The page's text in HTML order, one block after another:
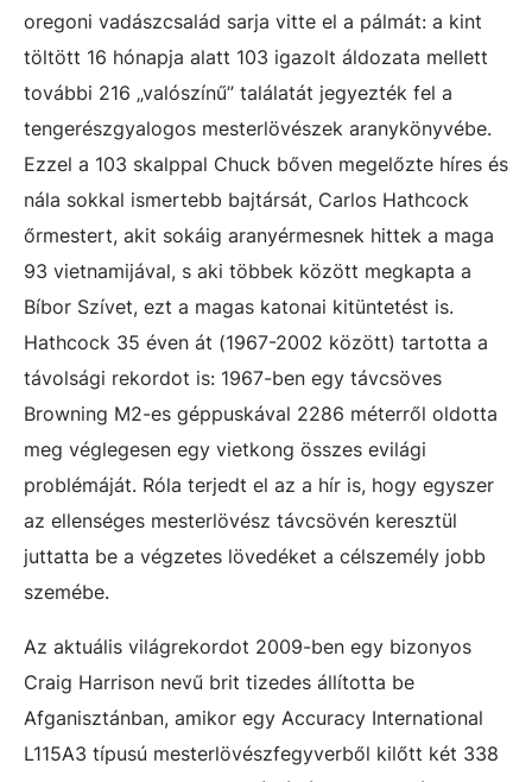
oregoni vadászcsalád sarja vitte el a pálmát: a kint
töltött 16 hónapja alatt 103 igazolt áldozata mellett
további 216 „valószínű” találatát jegyezték fel a
tengerészgyalogos mesterlövészek aranykönyvébe.
Ezzel a 103 skalppal Chuck bőven megelőzte híres és
nála sokkal ismertebb bajtársát, Carlos Hathcock
őrmestert, akit sokáig aranyérmesnek hittek a maga
93 vietnamijával, s aki többek között megkapta a
Bíbor Szívet, ezt a magas katonai kitüntetést is.
Hathcock 35 éven át (1967-2002 között) tartotta a
távolsági rekordot is: 1967-ben egy távcsöves
Browning M2-es géppuskával 2286 méterről oldotta
meg véglegesen egy vietkong összes evilági
problémáját. Róla terjedt el az a hír is, hogy egyszer
az ellenséges mesterlövész távcsövén keresztül
juttatta be a végzetes lövedéket a célszemély jobb
szemébe.
Az aktuális világrekordot 2009-ben egy bizonyos
Craig Harrison nevű brit tizedes állította be
Afganisztánban, amikor egy Accuracy International
L115A3 típusú mesterlövészfegyverből kilőtt két 338